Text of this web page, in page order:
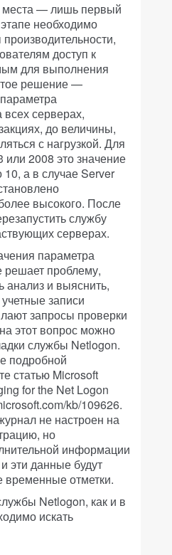
места — лишь первый
необходимо
доступ к
для выполнения
решение —
серверах,
до величины,
с нагрузкой. Для
2008 это значение
10, а в случае Server
высокого. После
службу
серверах.
параметра
решает проблему,
анализ и выяснить,
записи
запросы проверки
этот вопрос можно
службы Netlogon.
подробной
статью Microsoft
for the Net Logon
kb/109626.
не настроен на
но
информации
эти данные будут
временные отметки.
Netlogon, как и в
искать